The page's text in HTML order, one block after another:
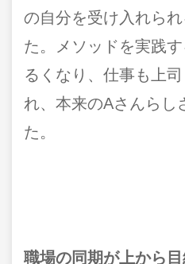
の自分を受け入れら
た。メソッドを実践
るくなり、仕事も上
れ、本来のAさんらし
た。
職場の同期が上から